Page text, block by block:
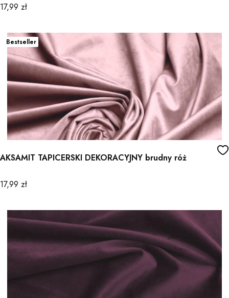
Cena
17,99 zł
Bestseller
AKSAMIT TAPICERSKI DEKORACYJNY brudny róż
Cena
17,99 zł